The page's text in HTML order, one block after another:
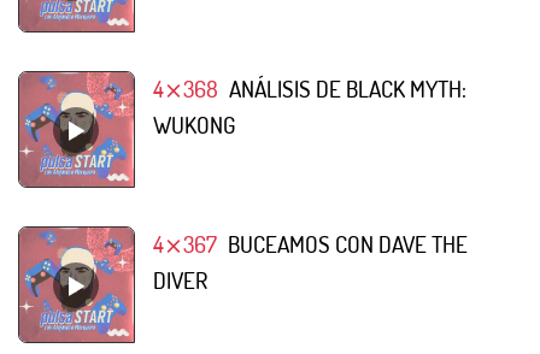
4⨯368 ANÁLISIS DE BLACK MYTH:
WUKONG
4⨯367 BUCEAMOS CON DAVE THE
DIVER